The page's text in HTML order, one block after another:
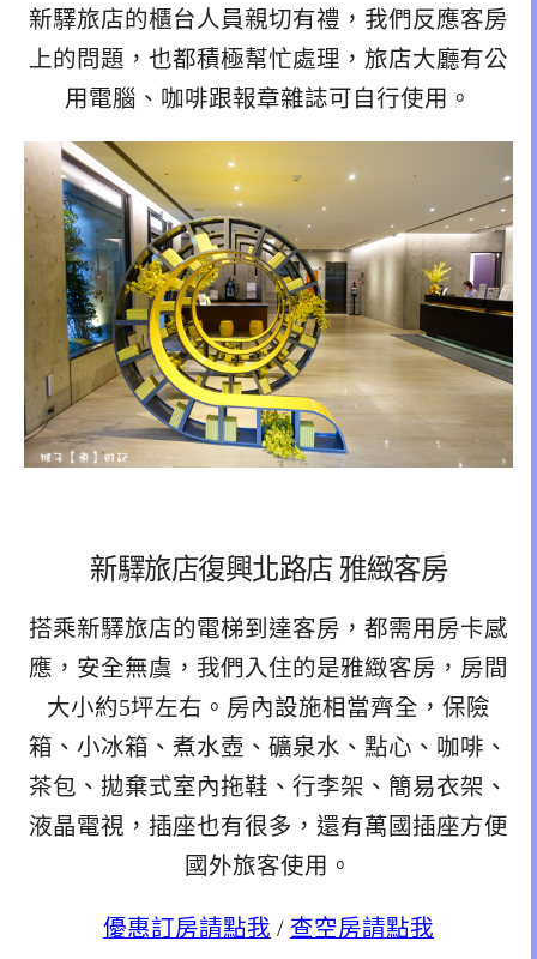
新驛旅店的櫃台人員親切有禮，我們反應客房
上的問題，也都積極幫忙處理，旅店大廳有公
用電腦、咖啡跟報章雜誌可自行使用。
新驛旅店復興北路店 雅緻客房
搭乘新驛旅店的電梯到達客房，都需用房卡感
應，安全無虞，我們入住的是雅緻客房，房間
大小約5坪左右。房內設施相當齊全，保險
箱、小冰箱、煮水壺、礦泉水、點心、咖啡、
茶包、拋棄式室內拖鞋、行李架、簡易衣架、
液晶電視，插座也有很多，還有萬國插座方便
國外旅客使用。
優惠訂房請點我 / 查空房請點我